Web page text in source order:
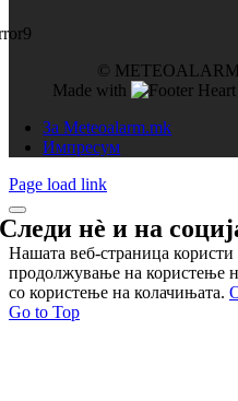
©
Made with
За Meteoalarm.mk
Импресум
Page load link
Следи нѐ и на
Нашата веб-страница
продолжување на користење
со користење на колачињата.
Go to Top